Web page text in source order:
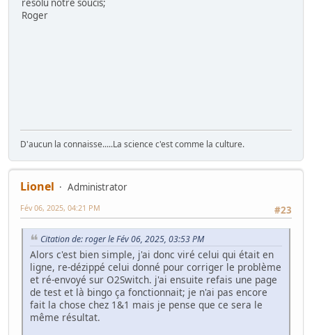
résolu notre soucis;
Roger
D'aucun la connaisse.....La science c'est comme la culture.
Lionel
Administrator
#23
Fév 06, 2025, 04:21 PM
Citation de: roger le Fév 06, 2025, 03:53 PM
Alors c'est bien simple, j'ai donc viré celui qui était en
ligne, re-dézippé celui donné pour corriger le problème
et ré-envoyé sur O2Switch. j'ai ensuite refais une page
de test et là bingo ça fonctionnait; je n'ai pas encore
fait la chose chez 1&1 mais je pense que ce sera le
même résultat.